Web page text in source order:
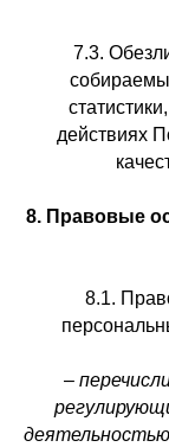
7.3.
действиях
8. Правовые
8.1.
–